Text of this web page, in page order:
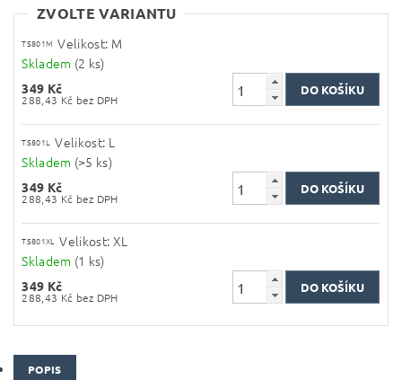
ZVOLTE VARIANTU
TS801M Velikost: M
Skladem (2 ks)
349 Kč
288,43 Kč bez DPH
TS801L Velikost: L
Skladem (>5 ks)
349 Kč
288,43 Kč bez DPH
TS801XL Velikost: XL
Skladem (1 ks)
349 Kč
288,43 Kč bez DPH
POPIS